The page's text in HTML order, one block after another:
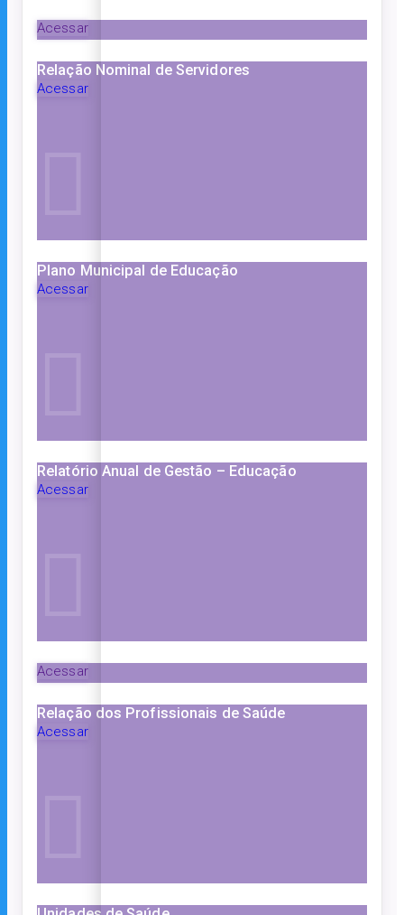
Acessar
Relação Nominal de Servidores
Acessar
Plano Municipal de Educação
Acessar
Relatório Anual de Gestão – Educação
Acessar
Acessar
Relação dos Profissionais de Saúde
Acessar